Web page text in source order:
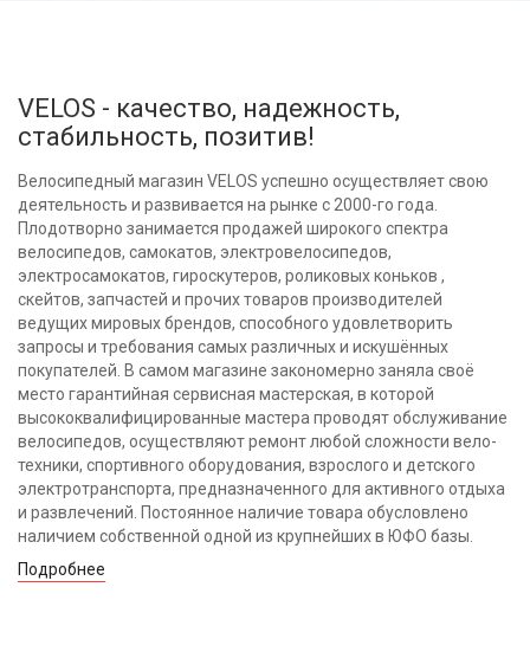
VELOS - качество, надежность,
стабильность, позитив!
Велосипедный магазин VELOS успешно осуществляет свою
деятельность и развивается на рынке с 2000-го года.
Плодотворно занимается продажей широкого спектра
велосипедов, самокатов, электровелосипедов,
электросамокатов, гироскутеров, роликовых коньков ,
скейтов, запчастей и прочих товаров производителей
ведущих мировых брендов, способного удовлетворить
запросы и требования самых различных и искушённых
покупателей. В самом магазине закономерно заняла своё
место гарантийная сервисная мастерская, в которой
высококвалифицированные мастера проводят обслуживание
велосипедов, осуществляют ремонт любой сложности вело-
техники, спортивного оборудования, взрослого и детского
электротранспорта, предназначенного для активного отдыха
и развлечений. Постоянное наличие товара обусловлено
наличием собственной одной из крупнейших в ЮФО базы.
Подробнее